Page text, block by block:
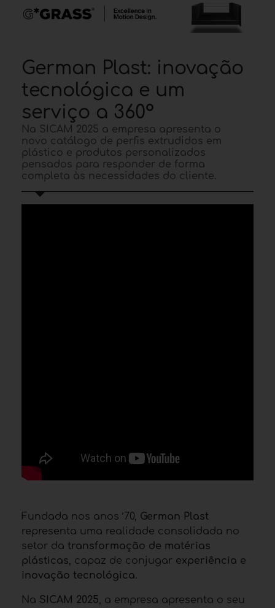
German Plast: inovação
tecnológica e um
serviço a 360°
Na SICAM 2025 a empresa apresenta o
novo catálogo de perfis extrudidos em
plástico e produtos personalizados
pensados para responder de forma
completa às necessidades do cliente.
Fundada nos anos ’70, German Plast
representa uma realidade consolidada no
setor da transformação de matérias
plásticas, capaz de conjugar experiência e
inovação tecnológica.
Na SICAM 2025, a empresa apresenta o seu